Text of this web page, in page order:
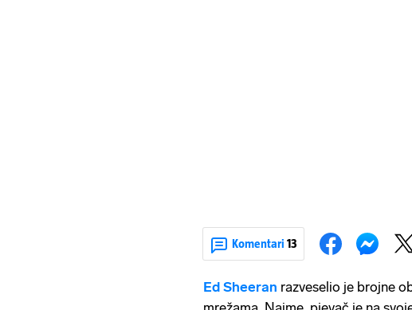
Komentari 13
Ed Sheeran razveselio je brojne